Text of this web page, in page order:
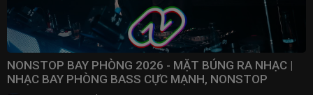
NONSTOP BAY PHÒNG 2026 - MẶT BÚNG RA NHẠC |
NHẠC BAY PHÒNG BASS CỰC MẠNH, NONSTOP